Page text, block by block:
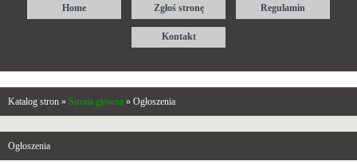
Home Zgłoś stronę Regulamin
Kontakt
Katalog stron » Strona główna » Ogłoszenia
Ogłoszenia